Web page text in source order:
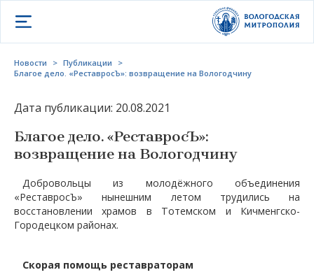
Открыть меню
Новости > Публикации
>
Благое дело. «РеставросЪ»: возвращение на Вологодчину
Дата публикации: 20.08.2021
Благое дело. «РеставросЪ»:
возвращение на Вологодчину
Добровольцы из молодёжного объединения
«РеставросЪ» нынешним летом трудились на
восстановлении храмов в Тотемском и Кичменгско-
Городецком районах.
Скорая помощь реставраторам